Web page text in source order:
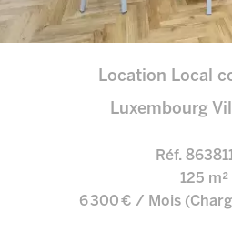
Location Local
Luxembourg
Réf.
125 m²
6 300 € / Mois